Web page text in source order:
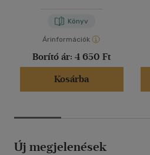
Könyv
Árinformációk
Borító ár: 4 650 Ft
Kosárba
Új megjelenések